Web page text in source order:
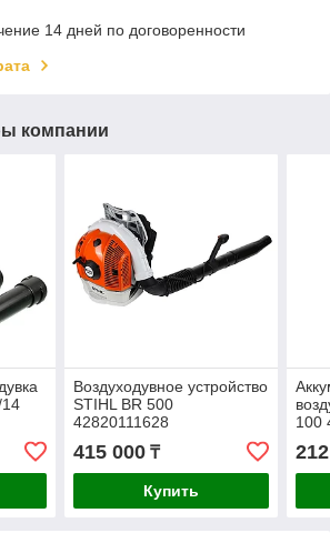
14 дней по договоренности
компании
Воздуходувное устройство
STIHL BR 500
42820111628
415 000₸
Купить
100